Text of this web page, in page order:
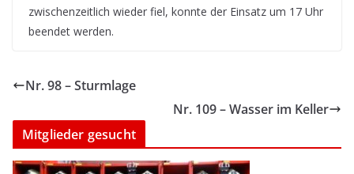
zwischenzeitlich wieder fiel, konnte der Einsatz um 17 Uhr
beendet werden.
Nr. 98 – Sturmlage
Nr. 109 – Wasser im Keller
Mitglieder gesucht